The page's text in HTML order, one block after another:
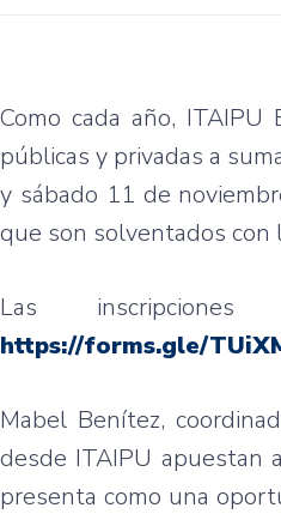
Como cada año,
públicas y privadas a
y sábado 11 de
que son solventados con
Las
https://forms.gle/
Mabel Benítez,
desde ITAIPU apuestan
presenta como una